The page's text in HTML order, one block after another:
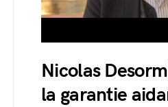
Nicolas
la garantie